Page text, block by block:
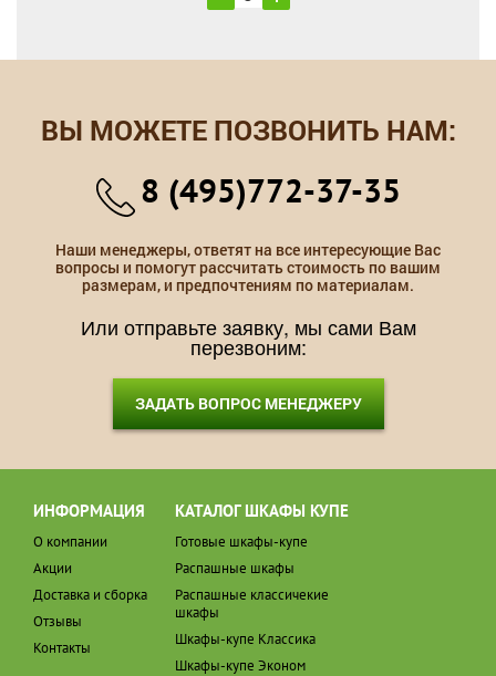
ВЫ МОЖЕТЕ ПОЗВОНИТЬ НАМ:
8 (495)772-37-35
Наши менеджеры, ответят на все интересующие Вас
вопросы и помогут рассчитать стоимость по вашим
размерам, и предпочтениям по материалам.
Или отправьте заявку, мы сами Вам
перезвоним:
ЗАДАТЬ ВОПРОС МЕНЕДЖЕРУ
ИНФОРМАЦИЯ
О компании
Акции
Доставка и сборка
Отзывы
Контакты
КАТАЛОГ ШКАФЫ КУПЕ
Готовые шкафы-купе
Распашные шкафы
Распашные классичекие
шкафы
Шкафы-купе Классика
Шкафы-купе Эконом